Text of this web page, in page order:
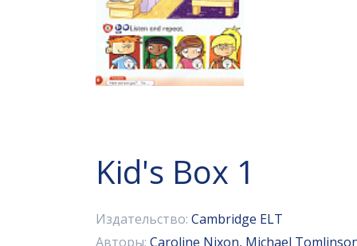
Kid's Box 1
Издательство: Cambridge ELT
Авторы: Caroline Nixon, Michael